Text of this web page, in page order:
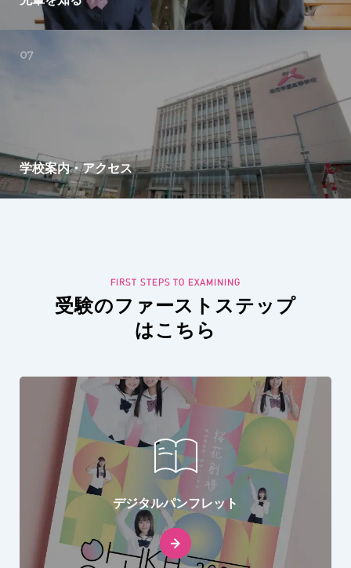
学校案内・アクセス
受験のファーストステップ
はこちら
デジタルパンフレット